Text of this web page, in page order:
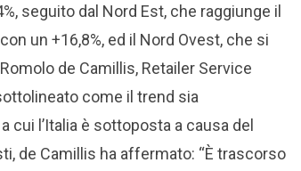
seguito dal Nord Est, che raggiunge il
un +16,8%, ed il Nord Ovest, che si
de Camillis, Retailer Service
come il trend sia
cui l’Italia è sottoposta a causa del
de Camillis ha affermato: “È trascorso